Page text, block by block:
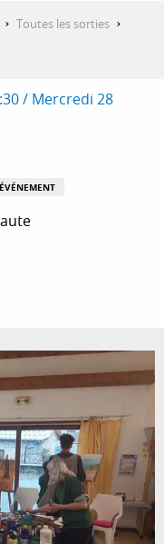
Toutes les sorties
/ Mercredi 28